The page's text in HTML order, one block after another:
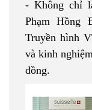
- Không chỉ
Phạm Hồng
Truyền hình
và kinh
đồng.